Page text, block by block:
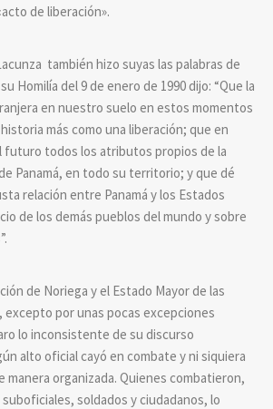
de liberación».
también hizo suyas las palabras de
Homilía del 9 de enero de 1990 dijo: “Que la
en nuestro suelo en estos momentos
más como una liberación; que en
futuro todos los atributos propios de la
Panamá, en todo su territorio; y que dé
relación entre Panamá y los Estados
de los demás pueblos del mundo y sobre
de Noriega y el Estado Mayor de las
excepto por unas pocas excepciones
lo inconsistente de su discurso
alto oficial cayó en combate y ni siquiera
organizada. Quienes combatieron,
soldados y ciudadanos, lo